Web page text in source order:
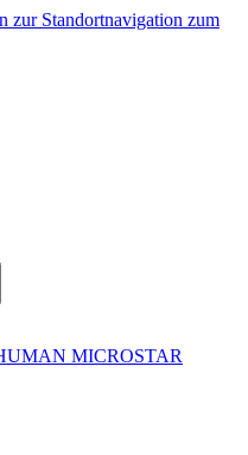
zur Standortnavigation zum
MICROSTAR